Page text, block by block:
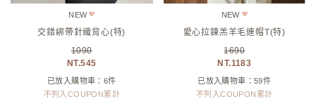
NEW
交錯綁帶針織背心(特)
1090
545
已放入購物車：6件
不列入COUPON累計
NEW
愛心拉鍊羔羊毛連帽T(特)
1690
1183
已放入購物車：59件
不列入COUPON累計